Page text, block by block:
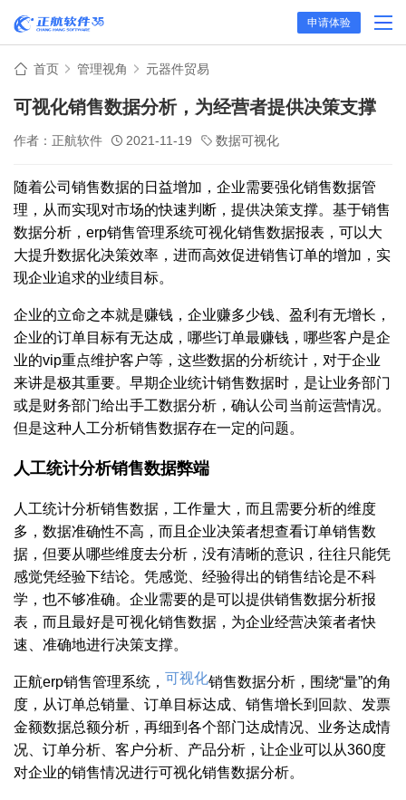
申请体验
首页 管理视角 元器件贸易
可视化销售数据分析，为经营者提供决策支撑
作者：正航软件 2021-11-19 数据可视化
随着公司销售数据的日益增加，企业需要强化销售数据管
理，从而实现对市场的快速判断，提供决策支撑。基于销售
数据分析，erp销售管理系统可视化销售数据报表，可以大
大提升数据化决策效率，进而高效促进销售订单的增加，实
现企业追求的业绩目标。
企业的立命之本就是赚钱，企业赚多少钱、盈利有无增长，
企业的订单目标有无达成，哪些订单最赚钱，哪些客户是企
业的vip重点维护客户等，这些数据的分析统计，对于企业
来讲是极其重要。早期企业统计销售数据时，是让业务部门
或是财务部门给出手工数据分析，确认公司当前运营情况。
但是这种人工分析销售数据存在一定的问题。
人工统计分析销售数据弊端
人工统计分析销售数据，工作量大，而且需要分析的维度
多，数据准确性不高，而且企业决策者想查看订单销售数
据，但要从哪些维度去分析，没有清晰的意识，往往只能凭
感觉凭经验下结论。凭感觉、经验得出的销售结论是不科
学，也不够准确。企业需要的是可以提供销售数据分析报
表，而且最好是可视化销售数据，为企业经营决策者者快
速、准确地进行决策支撑。
正航erp销售管理系统， 可视化销售数据分析，围绕“量”的角
度，从订单总销量、订单目标达成、销售增长到回款、发票
金额数据总额分析，再细到各个部门达成情况、业务达成情
况、订单分析、客户分析、产品分析，让企业可以从360度
对企业的销售情况进行可视化销售数据分析。